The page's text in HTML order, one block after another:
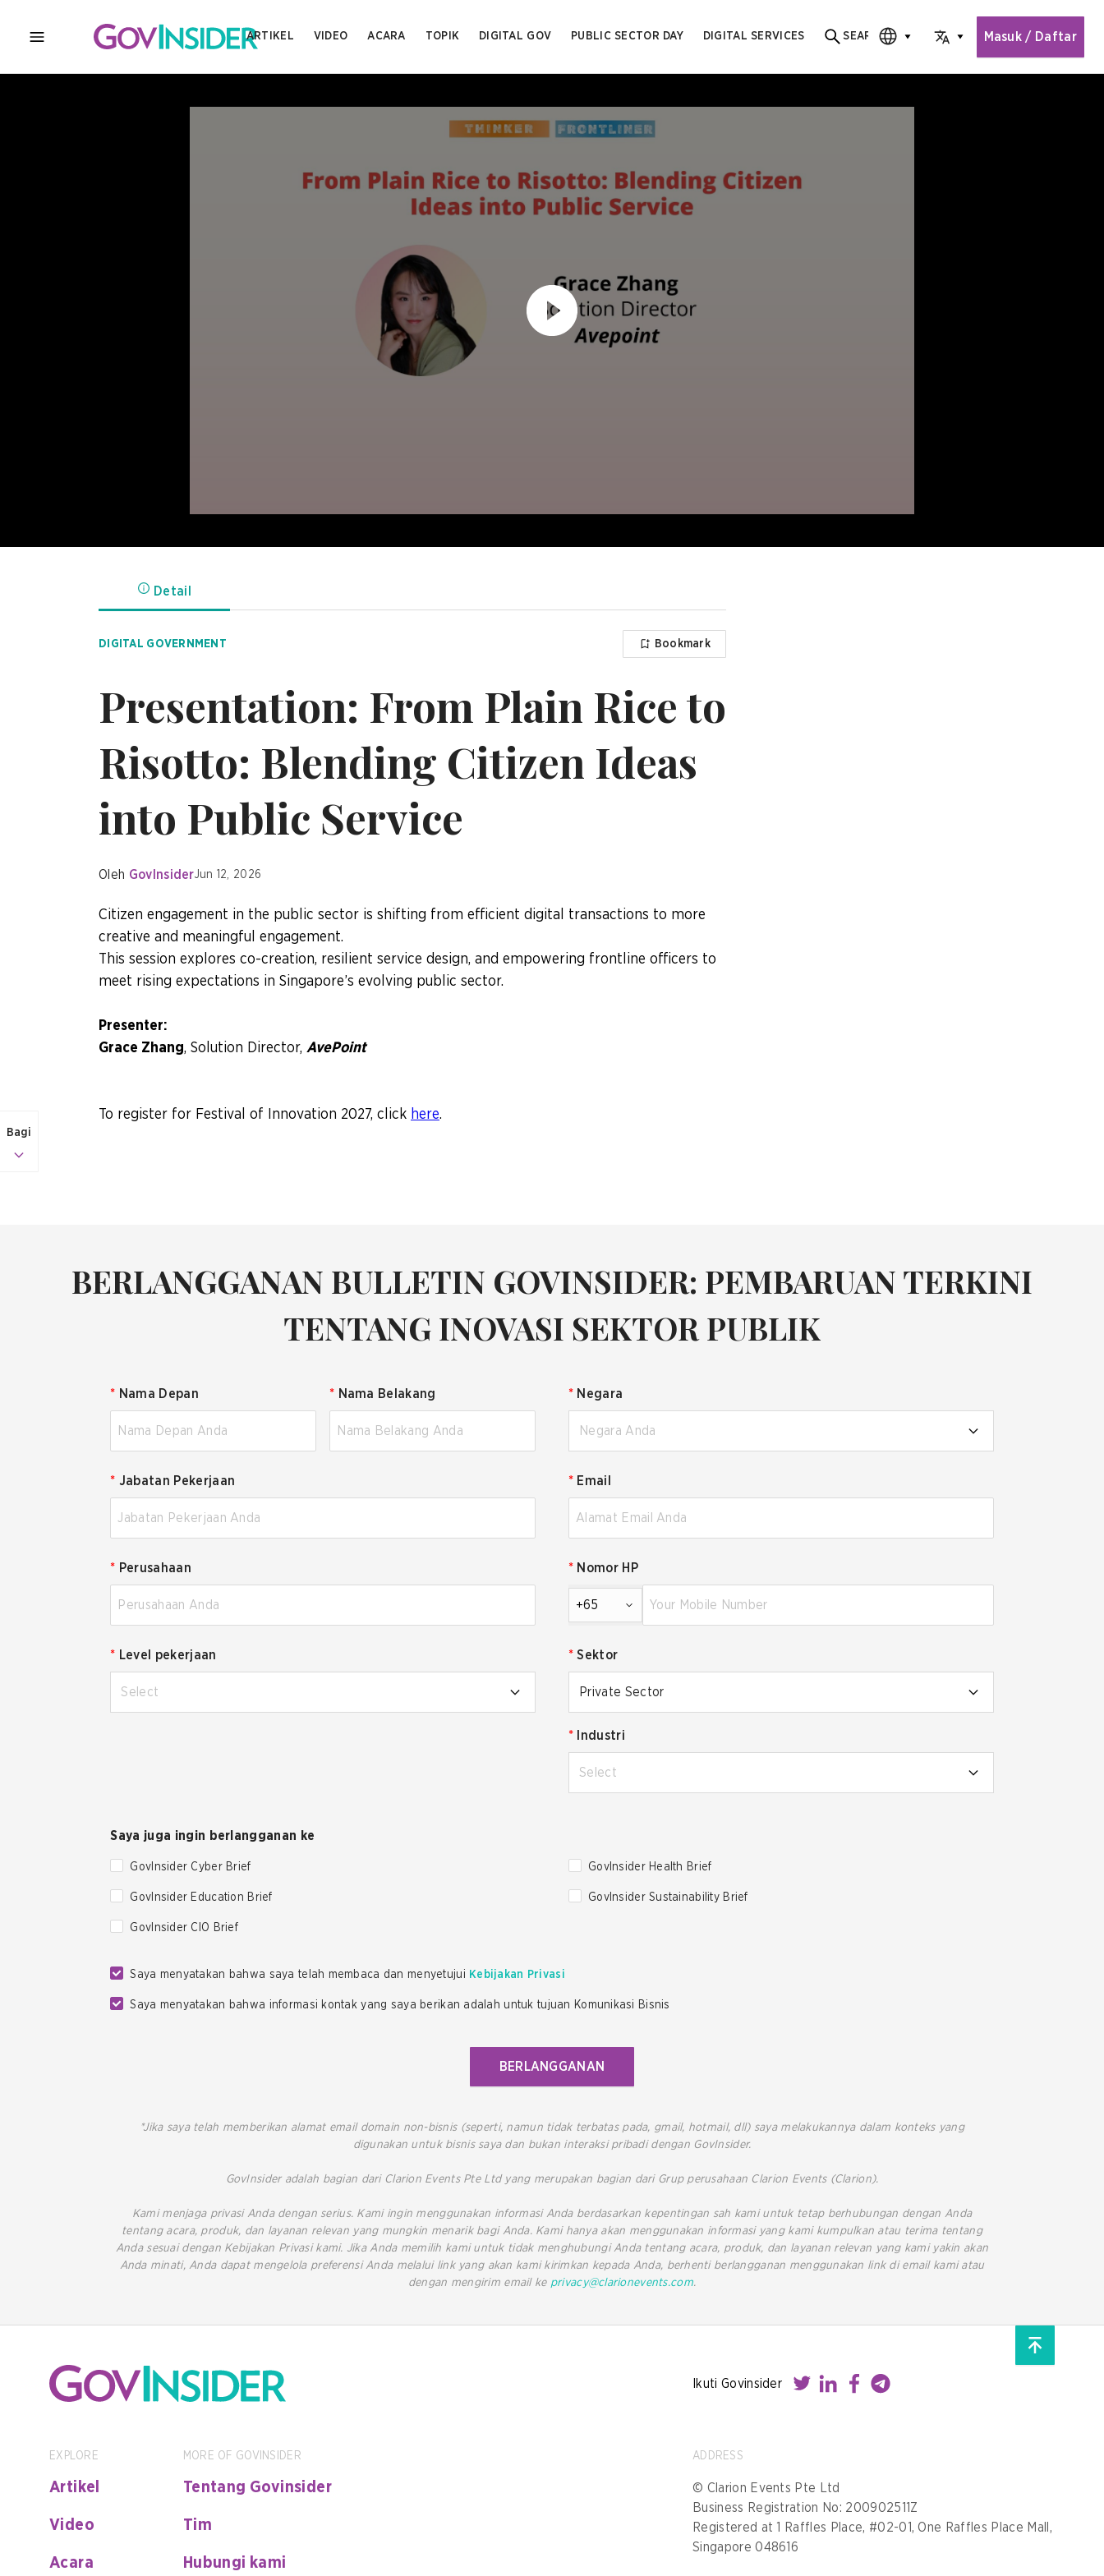
MENU
ARTIKEL VIDEO ACARA TOPIK DIGITAL GOV PUBLIC SECTOR DAY DIGITAL SERVICES
Search for content
SEARCH
CHOOSE EDITIONCHOOSE LANGUAGE
Masuk / Daftar
Bagi
Detail
DIGITAL GOVERNMENT Bookmark
Presentation: From Plain Rice to
Risotto: Blending Citizen Ideas
into Public Service
Oleh GovInsiderJun 12, 2026
Citizen engagement in the public sector is shifting from efficient digital transactions to more
creative and meaningful engagement.
This session explores co-creation, resilient service design, and empowering frontline officers to
meet rising expectations in Singapore’s evolving public sector.
Presenter:
Grace Zhang, Solution Director, AvePoint
To register for Festival of Innovation 2027, click here.
BERLANGGANAN BULLETIN GOVINSIDER: PEMBARUAN TERKINI
TENTANG INOVASI SEKTOR PUBLIK
* Nama Depan * Nama Belakang * Negara
Negara Anda
* Jabatan Pekerjaan * Email
* Perusahaan * Nomor HP
+65
* Level pekerjaan
Select
* Sektor
Private Sector
* Industri
Select
Saya juga ingin berlangganan ke
GovInsider Cyber Brief GovInsider Health Brief
GovInsider Education Brief GovInsider Sustainability Brief
GovInsider CIO Brief
Saya menyatakan bahwa saya telah membaca dan menyetujui Kebijakan Privasi
Saya menyatakan bahwa informasi kontak yang saya berikan adalah untuk tujuan Komunikasi Bisnis
BERLANGGANAN
*Jika saya telah memberikan alamat email domain non-bisnis (seperti, namun tidak terbatas pada, gmail, hotmail, dll) saya melakukannya dalam konteks yang
digunakan untuk bisnis saya dan bukan interaksi pribadi dengan GovInsider.
GovInsider adalah bagian dari Clarion Events Pte Ltd yang merupakan bagian dari Grup perusahaan Clarion Events (Clarion).
Kami menjaga privasi Anda dengan serius. Kami ingin menggunakan informasi Anda berdasarkan kepentingan sah kami untuk tetap berhubungan dengan Anda
tentang acara, produk, dan layanan relevan yang mungkin menarik bagi Anda. Kami hanya akan menggunakan informasi yang kami kumpulkan atau terima tentang
Anda sesuai dengan Kebijakan Privasi kami. Jika Anda memilih kami untuk tidak menghubungi Anda tentang acara, produk, dan layanan relevan yang kami yakin akan
Anda minati, Anda dapat mengelola preferensi Anda melalui link yang akan kami kirimkan kepada Anda, berhenti berlangganan menggunakan link di email kami atau
dengan mengirim email ke privacy@clarionevents.com.
Ikuti Govinsider
EXPLORE
Artikel
Video
Acara
MORE OF GOVINSIDER
Tentang Govinsider
Tim
Hubungi kami
ADDRESS
© Clarion Events Pte Ltd
Business Registration No: 200902511Z
Registered at 1 Raffles Place, #02-01, One Raffles Place Mall,
Singapore 048616